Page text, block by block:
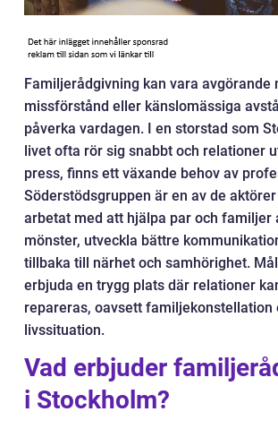
Familjerådgivning kan vara avgörande
missförstånd eller känslomässiga
påverka vardagen. I en storstad som
livet ofta rör sig snabbt och relationer
press, finns ett växande behov av
Söderstödsgruppen är en av de
arbetat med att hjälpa par och familjer
mönster, utveckla bättre
tillbaka till närhet och samhörighet.
erbjuda en trygg plats där relationer
repareras, oavsett familjekonstellation
livssituation.
Vad erbjuder
i Stockholm?